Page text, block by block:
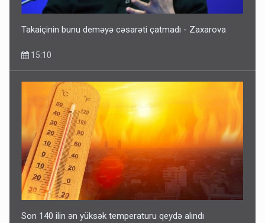
Takaiçinin bunu deməyə cəsarəti çatmadı - Zaxarova
15:10
Son 140 ilin ən yüksək temperaturu qeydə alındı